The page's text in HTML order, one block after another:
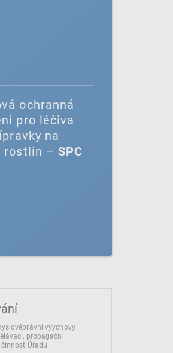
ochranná
pro léčiva
na
rostlin – SPC
výychovy
propagační
Úřadu